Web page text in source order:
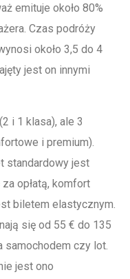
emituje około 80%
Czas podróży
około 3,5 do 4
jest on innymi
i 1 klasa), ale 3
i premium).
standardowy jest
opłatą, komfort
biletem elastycznym.
się od 55 € do 135
samochodem czy lot.
jest ono